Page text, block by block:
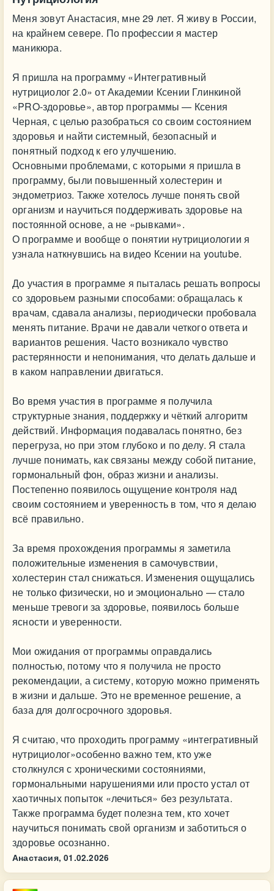
Меня зовут Анастасия, мне 29 лет. Я живу в России,
на крайнем севере. По профессии я мастер
маникюра.
Я пришла на программу «Интегративный
нутрициолог 2.0» от Академии Ксении Глинкиной
«PRO-здоровье», автор программы — Ксения
Черная, с целью разобраться со своим состоянием
здоровья и найти системный, безопасный и
понятный подход к его улучшению.
Основными проблемами, с которыми я пришла в
программу, были повышенный холестерин и
эндометриоз. Также хотелось лучше понять свой
организм и научиться поддерживать здоровье на
постоянной основе, а не «рывками».
О программе и вообще о понятии нутрициологии я
узнала наткнувшись на видео Ксении на youtube.
До участия в программе я пыталась решать вопросы
со здоровьем разными способами: обращалась к
врачам, сдавала анализы, периодически пробовала
менять питание. Врачи не давали четкого ответа и
вариантов решения. Часто возникало чувство
растерянности и непонимания, что делать дальше и
в каком направлении двигаться.
Во время участия в программе я получила
структурные знания, поддержку и чёткий алгоритм
действий. Информация подавалась понятно, без
перегруза, но при этом глубоко и по делу. Я стала
лучше понимать, как связаны между собой питание,
гормональный фон, образ жизни и анализы.
Постепенно появилось ощущение контроля над
своим состоянием и уверенность в том, что я делаю
всё правильно.
За время прохождения программы я заметила
положительные изменения в самочувствии,
холестерин стал снижаться. Изменения ощущались
не только физически, но и эмоционально — стало
меньше тревоги за здоровье, появилось больше
ясности и уверенности.
Мои ожидания от программы оправдались
полностью, потому что я получила не просто
рекомендации, а систему, которую можно применять
в жизни и дальше. Это не временное решение, а
база для долгосрочного здоровья.
Я считаю, что проходить программу «интегративный
нутрициолог»особенно важно тем, кто уже
столкнулся с хроническими состояниями,
гормональными нарушениями или просто устал от
хаотичных попыток «лечиться» без результата.
Также программа будет полезна тем, кто хочет
научиться понимать свой организм и заботиться о
здоровье осознанно.
Анастасия, 01.02.2026